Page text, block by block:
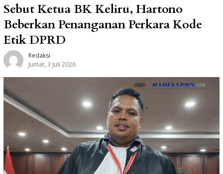
Sebut Ketua BK Keliru, Hartono
Beberkan Penanganan Perkara Kode
Etik DPRD
Redaksi
Jumat, 3 Juli 2026